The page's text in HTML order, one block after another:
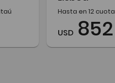
Hasta en 12
USD 852